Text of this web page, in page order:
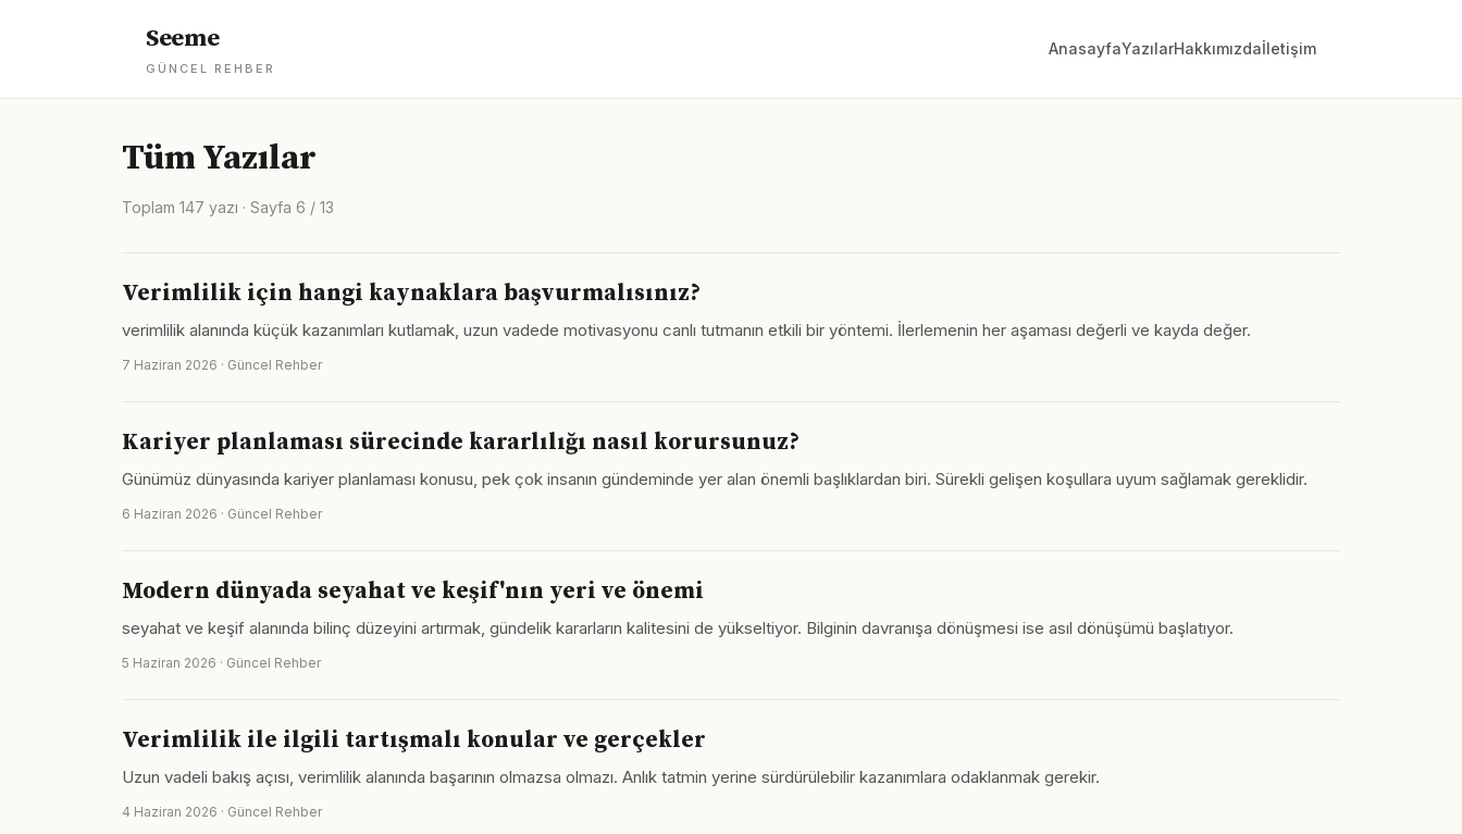
Seeme
GÜNCEL REHBER
AnasayfaYazılarHakkımızdaİletişim
Tüm Yazılar
Toplam 147 yazı · Sayfa 6 / 13
Verimlilik için hangi kaynaklara başvurmalısınız?
verimlilik alanında küçük kazanımları kutlamak, uzun vadede motivasyonu canlı tutmanın etkili bir yöntemi. İlerlemenin her aşaması değerli ve kayda değer.
7 Haziran 2026 · Güncel Rehber
Kariyer planlaması sürecinde kararlılığı nasıl korursunuz?
Günümüz dünyasında kariyer planlaması konusu, pek çok insanın gündeminde yer alan önemli başlıklardan biri. Sürekli gelişen koşullara uyum sağlamak gereklidir.
6 Haziran 2026 · Güncel Rehber
Modern dünyada seyahat ve keşif'nın yeri ve önemi
seyahat ve keşif alanında bilinç düzeyini artırmak, gündelik kararların kalitesini de yükseltiyor. Bilginin davranışa dönüşmesi ise asıl dönüşümü başlatıyor.
5 Haziran 2026 · Güncel Rehber
Verimlilik ile ilgili tartışmalı konular ve gerçekler
Uzun vadeli bakış açısı, verimlilik alanında başarının olmazsa olmazı. Anlık tatmin yerine sürdürülebilir kazanımlara odaklanmak gerekir.
4 Haziran 2026 · Güncel Rehber